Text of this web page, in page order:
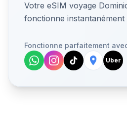
Votre eSIM voyage
fonctionne
Fonctionne parfaitement
Uber